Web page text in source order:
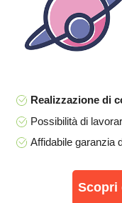
Realizzazione di
Possibilità di
Affidabile garanzia
Scopri